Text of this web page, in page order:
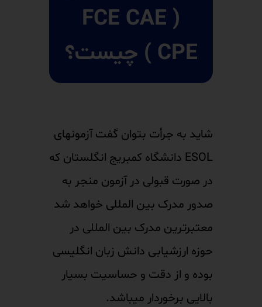
( FCE CAE
CPE ) چیست؟​
شاید به جرأت بتوان گفت آزمونهای
ESOL دانشگاه کمبریج انگلستان که
در صورت قبولی در آزمون منجر به
صدور مدرک بین المللی خواهد شد
معتبرترین مدرک بین المللی در
حوزه ارزشیابی دانش زبان انگلیسی
بوده و از دقت و حساسیت بسیار
بالایی برخوردار میباشد.